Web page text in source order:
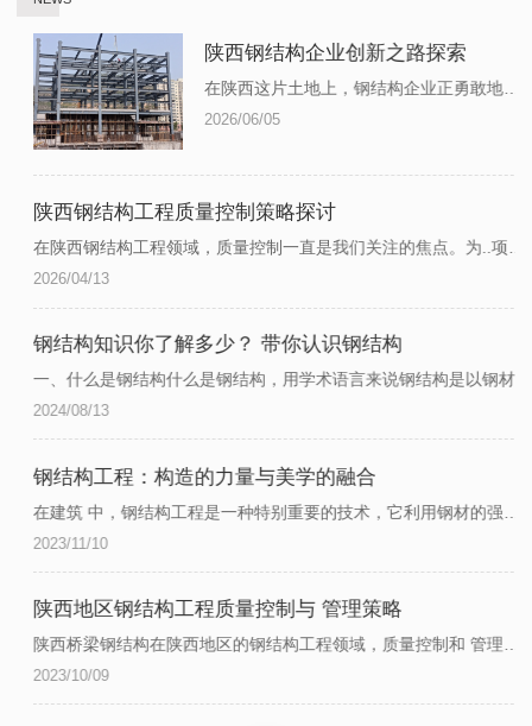
陕西钢结构企业创新之路探索
在陕西这片土地上，钢结构企业正勇敢地探索着创新之路。这并非一条平坦的道路，而是充满挑战与机遇的探险之旅。面对市场的竞争压力和技术的不断更新换代，我们的企业深知只有不断创新才能立于不败之地。在追求 的...
2026/06/05
陕西钢结构工程质量控制策略探讨
在陕西钢结构工程领域，质量控制一直是我们关注的焦点。为..项目高品质完成，我们制定了..的控制策略。首先，我们重视工程设计阶段。通过与专业团队合作，..设计方案符合国家标准和客户需求。这一阶段的细致规...
2026/04/13
钢结构知识你了解多少？ 带你认识钢结构
一、什么是钢结构什么是钢结构，用学术语言来说钢结构是以钢材制作为主的结构，是现在主要的建筑结构类型之一。钢材的特点是强度高、自重 轻、整体刚性好、变形能力强，故用于建造大跨度和 、超重型的建筑物特别...
2024/08/13
钢结构工程：构造的力量与美学的融合
在建筑 中，钢结构工程是一种特别重要的技术，它利用钢材的强度和可塑性，以结构的形式来实现其承重和支持的作用。这种工程类型在许多建筑物和结构中都得到了广泛的应用，包括桥梁、高速公路、大型商业建筑、工业设施、航空航天设备以及住房等。一、钢结构工程的优点1、强度高：钢材是所有建筑材料中强度.高的之一，这意味着使用钢材建造的...
2023/11/10
陕西地区钢结构工程质量控制与 管理策略
陕西桥梁钢结构在陕西地区的钢结构工程领域，质量控制和 管理是至关重要的方面。为..项目的顺利进行和成果的可靠性，以下是一些有效的策略。首先，建立严格的质量标准是..钢结构工程质量的关键。这包括对材料的选择和采购过程进行严密监控，..其符合相关规范和标准。同时，在施工过程中应严格按照设计方案进行操作，..施工质量的一致...
2023/10/09